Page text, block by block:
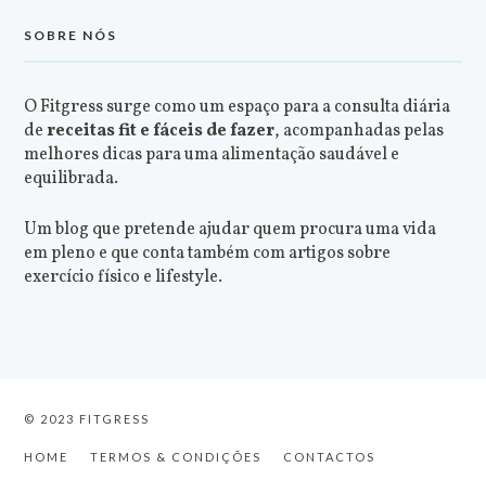
SOBRE NÓS
O Fitgress surge como um espaço para a consulta diária
dereceitas fit e fáceis de fazer, acompanhadas pelas
melhores dicas para uma alimentação saudável e
equilibrada.
Um blog que pretende ajudar quem procura uma vida
em pleno e que conta também com artigos sobre
exercício físico e lifestyle.
© 2023 FITGRESS
HOME TERMOS & CONDIÇÕES CONTACTOS